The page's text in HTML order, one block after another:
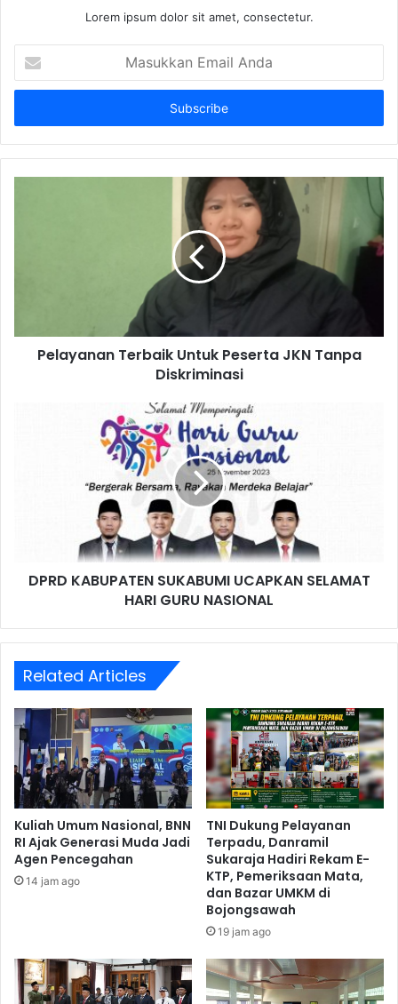
Lorem ipsum dolor sit amet, consectetur.
Email
Anda
Pelayanan Terbaik Untuk Peserta JKN Tanpa
Diskriminasi
DPRD KABUPATEN SUKABUMI UCAPKAN SELAMAT
HARI GURU NASIONAL
Related Articles
Kuliah Umum Nasional, BNN
RI Ajak Generasi Muda Jadi
Agen Pencegahan
14 jam ago
TNI Dukung Pelayanan
Terpadu, Danramil
Sukaraja Hadiri Rekam E-
KTP, Pemeriksaan Mata,
dan Bazar UMKM di
Bojongsawah
19 jam ago